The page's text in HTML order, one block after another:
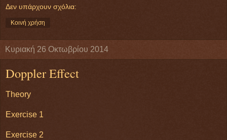
Δεν υπάρχουν σχόλια:
Κοινή χρήση
Κυριακή 26 Οκτωβρίου 2014
Doppler Effect
Theory
Exercise 1
Exercise 2